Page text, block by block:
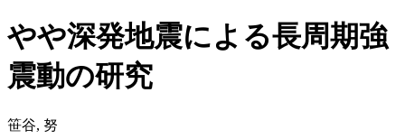
やや深発地震による長周期強
震動の研究
笹谷, 努